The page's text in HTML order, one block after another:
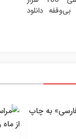
بی‌وقفه دانلود